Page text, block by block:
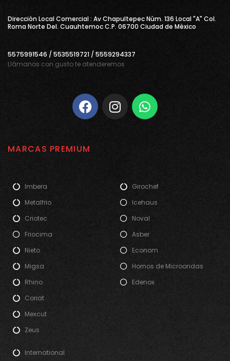
Direcciòn Local Comercial : Av Chapultepec Nùm. 136 Local "A" Col.
Roma Norte Del. Cuauhtemoc C.P. 06700 Ciudad de Mèxico
5575991546 / 5535519721 / 5559294337
Llámanos con gusto te atenderemos
MARCAS PREMIUM
Imbera
Metalfrio
Criotec
Friocima
Nieto
Migsa
Rhino
Coriat
Mexcut
Zeus
Girochef
Icehaus
Noval
Asber
Econom
Hornos de Microondas
Edenox
International